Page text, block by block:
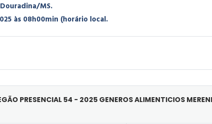
MS.
às 08h00min (horário local.
PRESENCIAL 54 - 2025 GENEROS ALIMENTICIOS